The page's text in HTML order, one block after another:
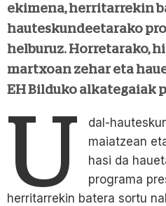
ekimena, herritarrekin
hauteskundeetarako
helburuz. Horretarako,
martxoan zehar eta
EH Bilduko alkategaiak
U
dal-
maiatzean
hasi da
programa
herritarrekin batera sortu